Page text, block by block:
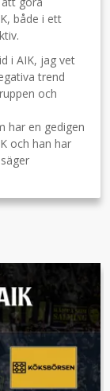
både i ett
i AIK, jag vet
trend
och
har en gedigen
och han har